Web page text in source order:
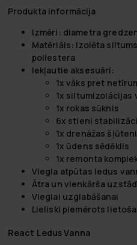
Produkta informācija
Izmēri: diametra
Matēriāls: Izolēta
poliestera
Iekļautie aksesuāri:
1x vāks pret
1x siltumizolācijas
1x rokas sūknis
6x stieni
1x drenāžas
1x ūdens sēdēklis
1x remonta
Viegla atpūtas ledus
Ātra un vienkārša
Vieglai uzglabāšanai
Lieliski piemērots
React Ledus Vanna